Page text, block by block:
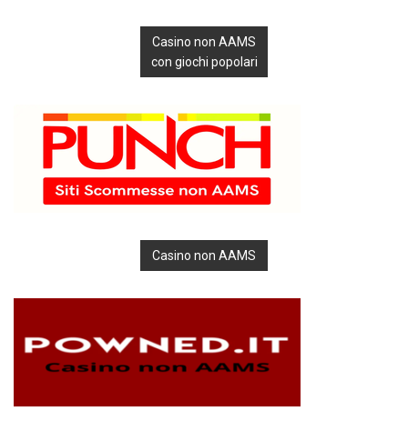
Casino non AAMS
con giochi popolari
Casino non AAMS